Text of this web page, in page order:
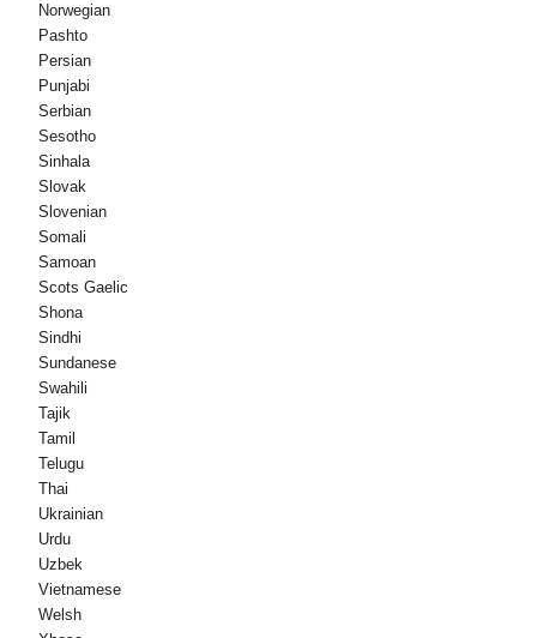
Norwegian
Pashto
Persian
Punjabi
Serbian
Sesotho
Sinhala
Slovak
Slovenian
Somali
Samoan
Scots Gaelic
Shona
Sindhi
Sundanese
Swahili
Tajik
Tamil
Telugu
Thai
Ukrainian
Urdu
Uzbek
Vietnamese
Welsh